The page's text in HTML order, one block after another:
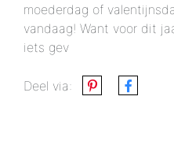
moederdag of
vandaag! Want voor dit
iets gev
Deel via: